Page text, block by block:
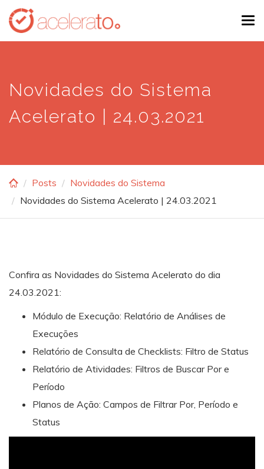
Skip
main
Novidades do Sistema
Acelerato | 24.03.2021
Posts
Novidades do Sistema
Novidades do Sistema Acelerato | 24.03.2021
Confira as Novidades do Sistema Acelerato do dia
24.03.2021:
Módulo de Execução: Relatório de Análises de
Execuções
Relatório de Consulta de Checklists: Filtro de Status
Relatório de Atividades: Filtros de Buscar Por e
Período
Planos de Ação: Campos de Filtrar Por, Período e
Status